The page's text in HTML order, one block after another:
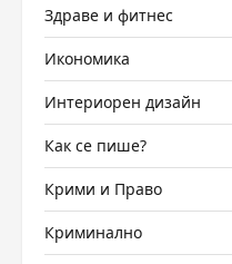
Здраве и фитнес
Икономика
Интериорен дизайн
Как се пише?
Крими и Право
Криминално